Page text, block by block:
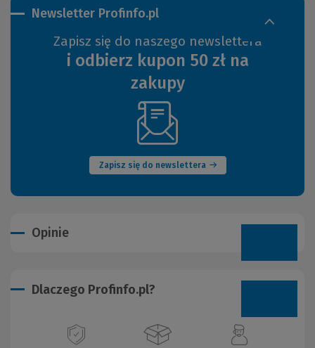
Newsletter Profinfo.pl
Zapisz się do naszego newslettera
i odbierz kupon 50 zł na
zakupy
Zapisz się do newslettera
(Nowe
okno)
Opinie
Dlaczego Profinfo.pl?